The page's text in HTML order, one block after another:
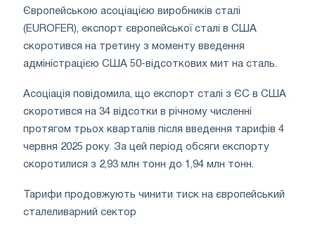
Європейською асоціацією виробників сталі
(EUROFER), експорт європейської сталі в США
скоротився на третину з моменту введення
адміністрацією США 50-відсоткових мит на сталь.
Асоціація повідомила, що експорт сталі з ЄС в США
скоротився на 34 відсотки в річному численні
протягом трьох кварталів після введення тарифів 4
червня 2025 року. За цей період обсяги експорту
скоротилися з 2,93 млн тонн до 1,94 млн тонн.
Тарифи продовжують чинити тиск на європейський
сталеливарний сектор